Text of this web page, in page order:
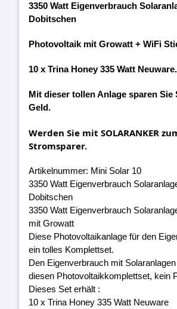
3350 Watt Eigenverbrauch
Dobitschen
Photovoltaik mit Growatt + WiFi
10 x Trina Honey 335 Watt Neuware.
Mit dieser tollen Anlage sparen Sie
Geld.
Werden Sie mit SOLARANKER
Stromsparer.
Artikelnummer: Mini Solar 10
3350 Watt Eigenverbrauch
Dobitschen
3350 Watt Eigenverbrauch
mit Growatt
Diese Photovoltaikanlage für den
ein tolles Komplettset.
Den Eigenverbrauch mit
diesen Photovoltaikkomplettset, kein
Dieses Set erhält :
10 x Trina Honey 335 Watt Neuware